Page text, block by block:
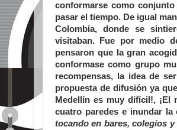
conformarse como
pasar el tiempo. De igual
Colombia, donde se
visitaban. Fue por medio
pensaron que la gran
conformase como grupo
recompensas, la idea de
propuesta de difusión ya
Medellín es muy difícil!, ¡El
cuatro paredes e inundar
tocando en bares, colegios